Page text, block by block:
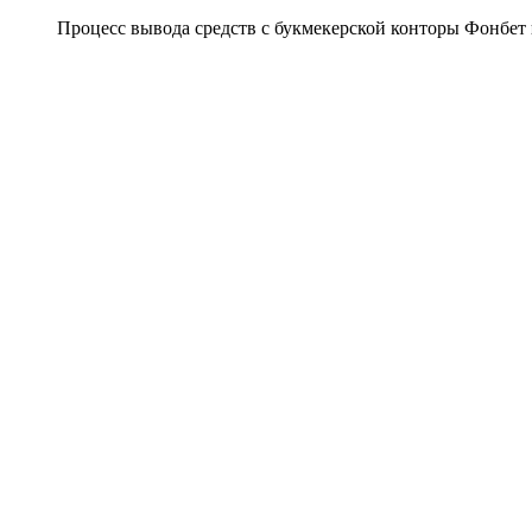
Процесс вывода средств с букмекерской конторы Фонбет